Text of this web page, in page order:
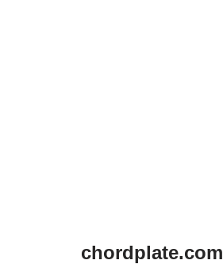
chordplate.com